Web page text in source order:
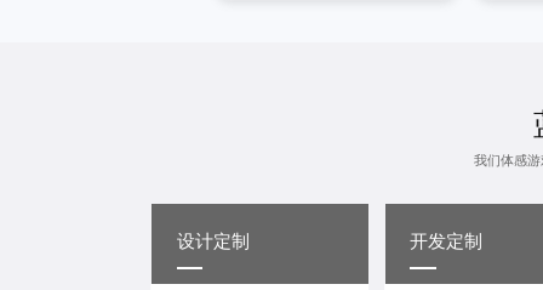
我们体感
设计定制 开发定制